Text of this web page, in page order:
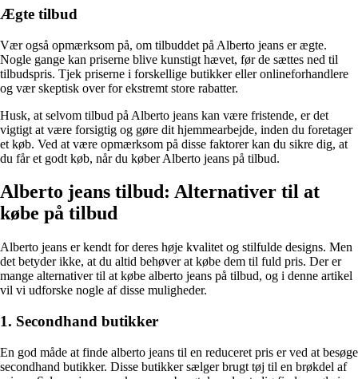
Ægte tilbud
Vær også opmærksom på, om tilbuddet på Alberto jeans er ægte.
Nogle gange kan priserne blive kunstigt hævet, før de sættes ned til
tilbudspris. Tjek priserne i forskellige butikker eller onlineforhandlere
og vær skeptisk over for ekstremt store rabatter.
Husk, at selvom tilbud på Alberto jeans kan være fristende, er det
vigtigt at være forsigtig og gøre dit hjemmearbejde, inden du foretager
et køb. Ved at være opmærksom på disse faktorer kan du sikre dig, at
du får et godt køb, når du køber Alberto jeans på tilbud.
Alberto jeans tilbud: Alternativer til at
købe på tilbud
Alberto jeans er kendt for deres høje kvalitet og stilfulde designs. Men
det betyder ikke, at du altid behøver at købe dem til fuld pris. Der er
mange alternativer til at købe alberto jeans på tilbud, og i denne artikel
vil vi udforske nogle af disse muligheder.
1. Secondhand butikker
En god måde at finde alberto jeans til en reduceret pris er ved at besøge
secondhand butikker. Disse butikker sælger brugt tøj til en brøkdel af